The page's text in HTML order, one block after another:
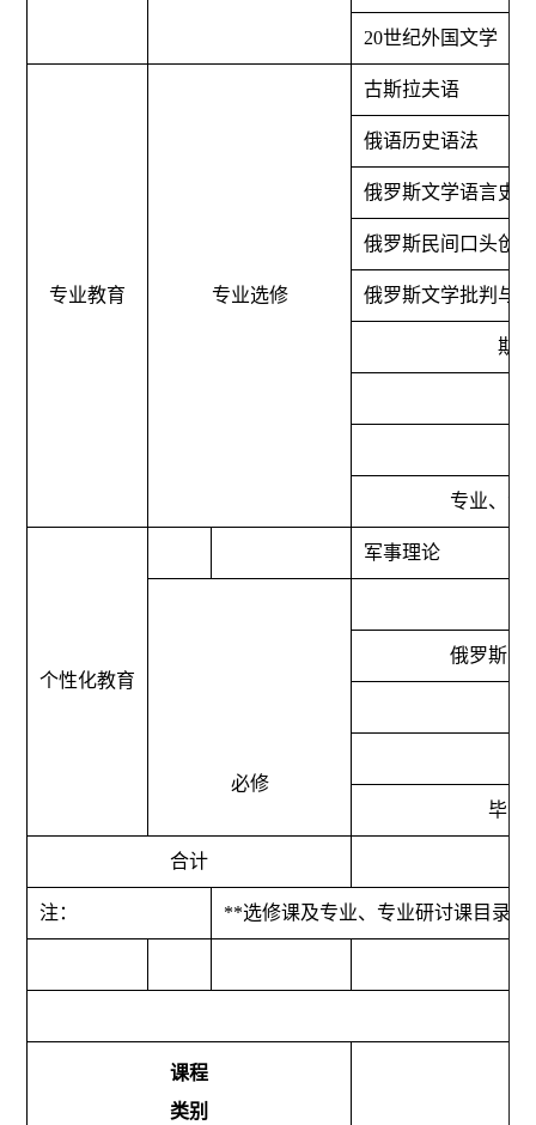
20世纪外国文学
专业教育 专业选修
古斯拉夫语
俄语历史语法
俄罗斯文学语言史
俄罗斯民间口头创作
俄罗斯文学批判与
斯
专业、专
个性化教育
军事理论
必修
俄罗斯国
毕
合计
注： **选修课及专业、专业研讨课目录附
课程
类别